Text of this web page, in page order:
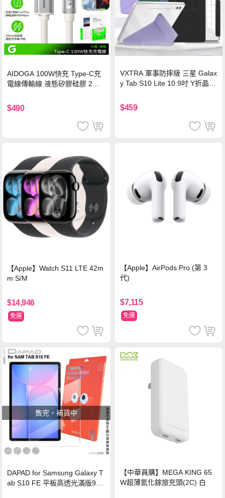
AIDOGA 100W快充 Type-C充
電線傳輸線 液態矽膠硅膠 2M
$490
VXTRA 軍事防摔級 三星 Galax
y Tab S10 Lite 10.9吋 Y折晶透
$459
【Apple】Watch S11 LTE 42m
m S/M
$14,946
免運
【Apple】AirPods Pro (第 3
代)
$7,115
免運
售完，補貨中
DAPAD for Samsung Galaxy T
ab S10 FE 平板高透光滿版9H
【中華員購】MEGA KING 65
W超薄氮化鎵旅充頭(2C) 白